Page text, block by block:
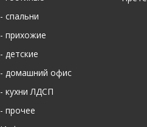
- спальни
- прихожие
- детские
- домашний офис
- кухни ЛДСП
- прочее